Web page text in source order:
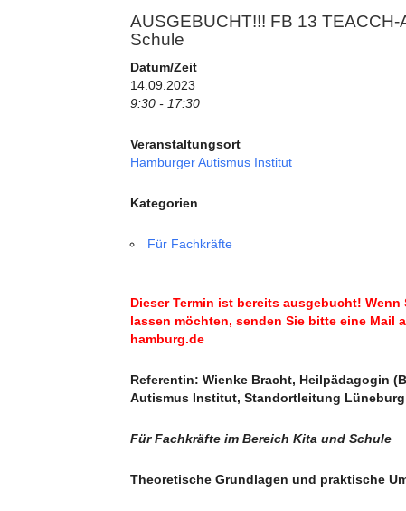
AUSGEBUCHT!!! FB 13
Schule
Datum/Zeit
14.09.2023
9:30 - 17:30
Veranstaltungsort
Hamburger Autismus Institut
Kategorien
Für Fachkräfte
Dieser Termin ist bereits ausgebucht!
lassen möchten, senden Sie bitte eine Mail
hamburg.de
Referentin: Wienke Bracht, Heilpädagogin
Autismus Institut, Standortleitung Lüneburg
Für Fachkräfte im Bereich Kita und Schule
Theoretische Grundlagen und praktische